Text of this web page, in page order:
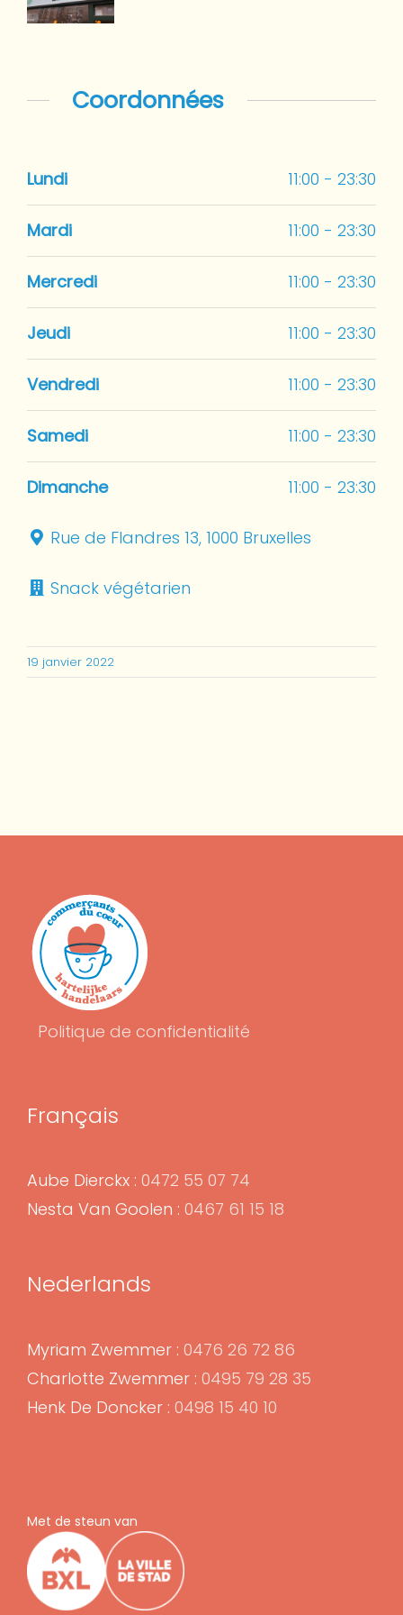
Coordonnées
Lundi 11:00 - 23:30
Mardi 11:00 - 23:30
Mercredi 11:00 - 23:30
Jeudi 11:00 - 23:30
Vendredi 11:00 - 23:30
Samedi 11:00 - 23:30
Dimanche 11:00 - 23:30
Rue de Flandres 13, 1000 Bruxelles
Snack végétarien
19 janvier 2022
Politique de confidentialité
Français
Aube Dierckx : 0472 55 07 74
Nesta Van Goolen : 0467 61 15 18
Nederlands
Myriam Zwemmer : 0476 26 72 86
Charlotte Zwemmer : 0495 79 28 35
Henk De Doncker : 0498 15 40 10
Met de steun van